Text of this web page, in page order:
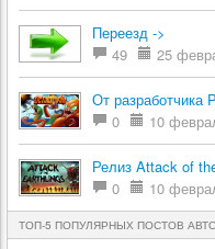
Переезд ->
49
25
От
0
10
Релиз Attack of
0
10
ТОП-5 ПОПУЛЯРНЫХ ПОСТОВ